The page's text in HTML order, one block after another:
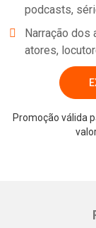
podcasts,
Narração
atores,
Promoção válida